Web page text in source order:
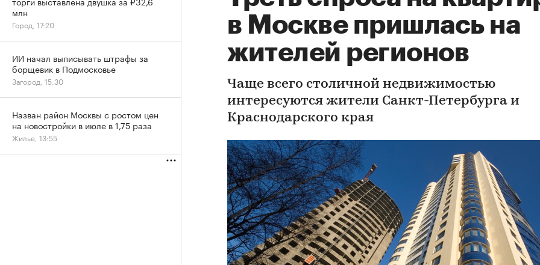
в Москве пришлась на
жителей регионов
Чаще всего столичной недвижимостью
интересуются жители Санкт-Петербурга и
Краснодарского края
млн
Город, 17:20
ИИ начал выписывать штрафы за
борщевик в Подмосковье
Загород, 15:30
Назван район Москвы с ростом цен
на новостройки в июле в 1,75 раза
Жилье, 13:55